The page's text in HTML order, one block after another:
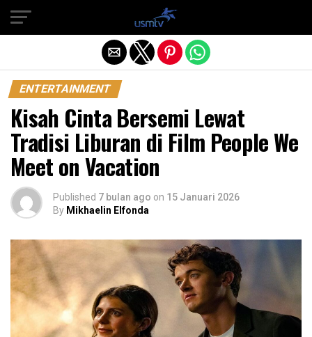
ENTERTAINMENT
Kisah Cinta Bersemi Lewat
Tradisi Liburan di Film People We
Meet on Vacation
Published 7 bulan ago on 15 Januari 2026
By Mikhaelin Elfonda
Exit mobile version